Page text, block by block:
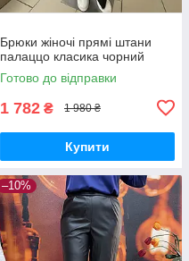
Брюки жіночі прямі штани
палаццо класика чорний
Готово до відправки
1 782 ₴ 1 980 ₴
Купити
–10%